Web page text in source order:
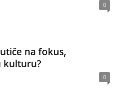
0
na fokus,
kulturu?
0